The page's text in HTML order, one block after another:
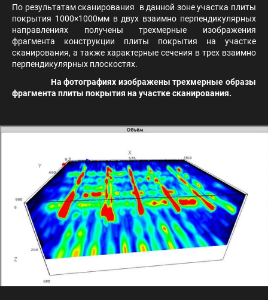
По результатам сканирования в данной зоне участка плиты
покрытия 1000×1000мм в двух взаимно перпендикулярных
направлениях получены трехмерные изображения
фрагмента конструкции плиты покрытия на участке
сканирования, а также характерные сечения в трех взаимно
перпендикулярных плоскостях.
На фотографиях изображены трехмерные образы
фрагмента плиты покрытия на участке сканирования.